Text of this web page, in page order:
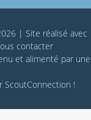
| Site réalisé avec
contacter
et alimenté par une
ScoutConnection !